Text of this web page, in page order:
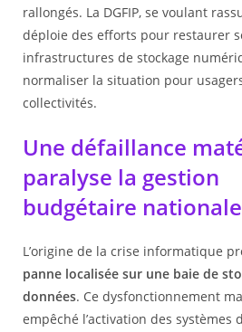
rallongés. La DGFIP, se voulant
déploie des efforts pour restaurer
infrastructures de stockage
normaliser la situation pour
collectivités.
Une défaillance
paralyse la gestion
budgétaire nationale
L’origine de la crise informatique
panne localisée sur une baie de
données. Ce dysfonctionnement
empêché l’activation des systèmes